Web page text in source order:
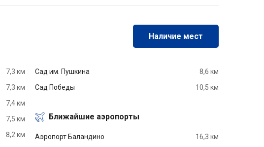
Наличие мест
7,3 км
7,3 км
7,4 км
7,5 км
8,2 км
Сад им. Пушкина
8,6 км
Сад Победы
10,5 км
Ближайшие аэропорты
Аэропорт Баландино 16,3 км